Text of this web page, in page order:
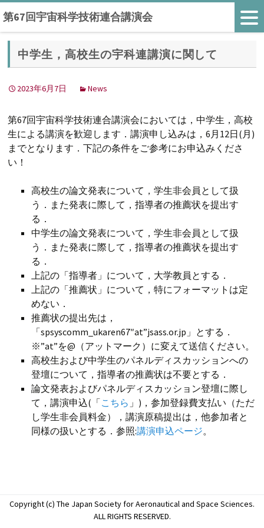
第67回宇宙科学技術連合講演会
中学生，高校生の宇科連講演に関して
2023年6月7日 News
第67回宇宙科学技術連合講演会においては，中学生，高校
生による講演を歓迎します．講演申し込みは，6月12日(月)
までとなります．下記の条件をご参考にお申込みくださ
い！
高校生の論文発表について，学生非会員として扱
う．また発表に際して，指導者の推薦状を提出す
る．
中学生の論文発表について，学生非会員として扱
う．また発表に際して，指導者の推薦状を提出す
る．
上記の「指導者」について，大学教員とする．
上記の「推薦状」について，特にフォーマットは定
めない．
推薦状の提出先は，
「spsyscomm_ukaren67″at”jsass.or.jp」とする．
※”at”を@（アットマーク）に変えて送信ください。
高校生および中学生のパネルディスカッションへの
登壇について，指導者の推薦状は不要とする．
論文発表およびパネルディスカッション登壇に際し
て，講演申込(「こちら 」)，参加登録費支払い（ただ
し学生非会員料金），講演原稿提出は，他参加者と
同様の扱いとする．参照:講演申込ページ。
Copyright (c) The Japan Society for Aeronautical and Space Sciences.
ALL RIGHTS RESERVED.